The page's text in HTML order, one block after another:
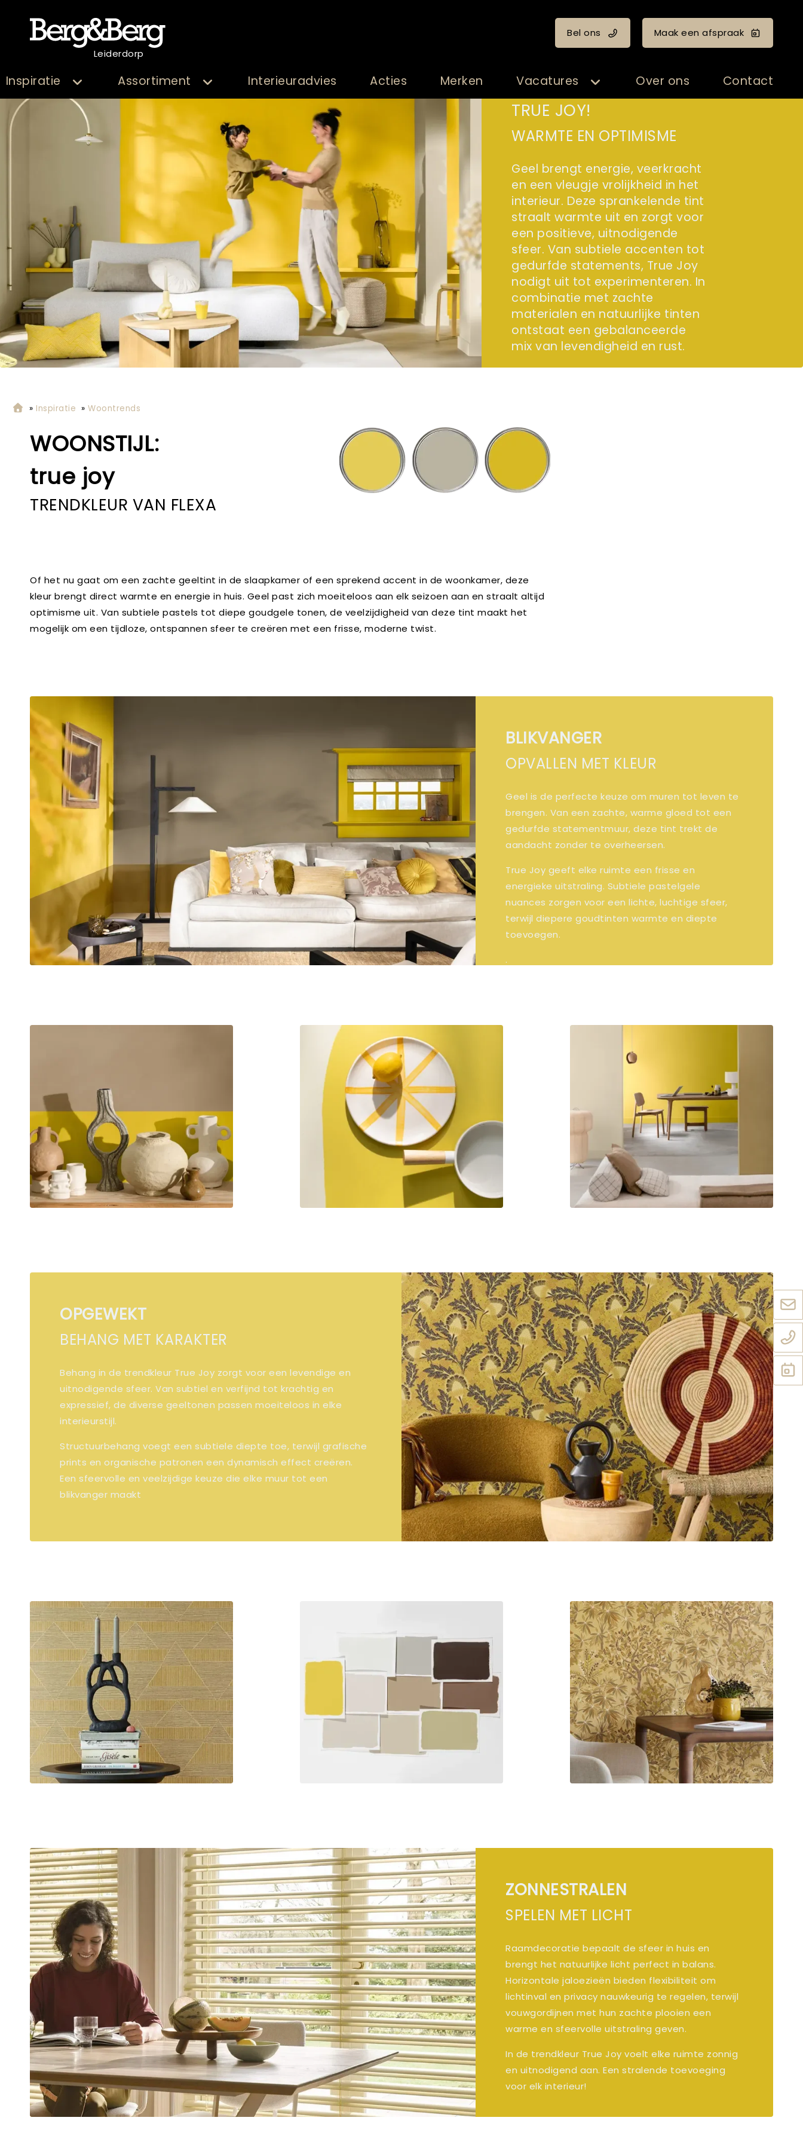
Leiderdorp
Bel ons Maak een afspraak
Inspiratie Assortiment Interieuradvies Acties Merken Vacatures Over ons Contact
» Inspiratie »Woontrends
TRUE JOY!
WARMTE EN OPTIMISME
Geel brengt energie, veerkracht
en een vleugje vrolijkheid in het
interieur. Deze sprankelende tint
straalt warmte uit en zorgt voor
een positieve, uitnodigende
sfeer. Van subtiele accenten tot
gedurfde statements, True Joy
nodigt uit tot experimenteren. In
combinatie met zachte
materialen en natuurlijke tinten
ontstaat een gebalanceerde
mix van levendigheid en rust.
WOONSTIJL:
true joy
TRENDKLEUR VAN FLEXA
Of het nu gaat om een zachte geeltint in de slaapkamer of een sprekend accent in de woonkamer, deze
kleur brengt direct warmte en energie in huis. Geel past zich moeiteloos aan elk seizoen aan en straalt altijd
optimisme uit. Van subtiele pastels tot diepe goudgele tonen, de veelzijdigheid van deze tint maakt het
mogelijk om een tijdloze, ontspannen sfeer te creëren met een frisse, moderne twist.
BLIKVANGER
OPVALLEN MET KLEUR
Geel is de perfecte keuze om muren tot leven te
brengen. Van een zachte, warme gloed tot een
gedurfde statementmuur, deze tint trekt de
aandacht zonder te overheersen.
True Joy geeft elke ruimte een frisse en
energieke uitstraling. Subtiele pastelgele
nuances zorgen voor een lichte, luchtige sfeer,
terwijl diepere goudtinten warmte en diepte
toevoegen.
.
OPGEWEKT
BEHANG MET KARAKTER
Behang in de trendkleur True Joy zorgt voor een levendige en
uitnodigende sfeer. Van subtiel en verfijnd tot krachtig en
expressief, de diverse geeltonen passen moeiteloos in elke
interieurstijl.
Structuurbehang voegt een subtiele diepte toe, terwijl grafische
prints en organische patronen een dynamisch effect creëren.
Een sfeervolle en veelzijdige keuze die elke muur tot een
blikvanger maakt
ZONNESTRALEN
SPELEN MET LICHT
Raamdecoratie bepaalt de sfeer in huis en
brengt het natuurlijke licht perfect in balans.
Horizontale jaloezieën bieden flexibiliteit om
lichtinval en privacy nauwkeurig te regelen, terwijl
vouwgordijnen met hun zachte plooien een
warme en sfeervolle uitstraling geven.
In de trendkleur True Joy voelt elke ruimte zonnig
en uitnodigend aan. Een stralende toevoeging
voor elk interieur!